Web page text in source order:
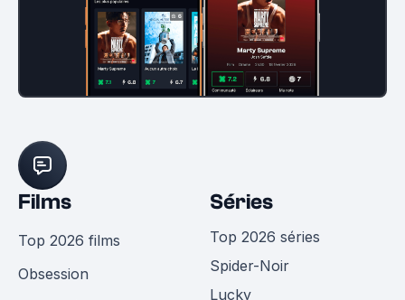
Films
Top 2026 films
Obsession
Séries
Top 2026 séries
Spider-Noir
Lucky